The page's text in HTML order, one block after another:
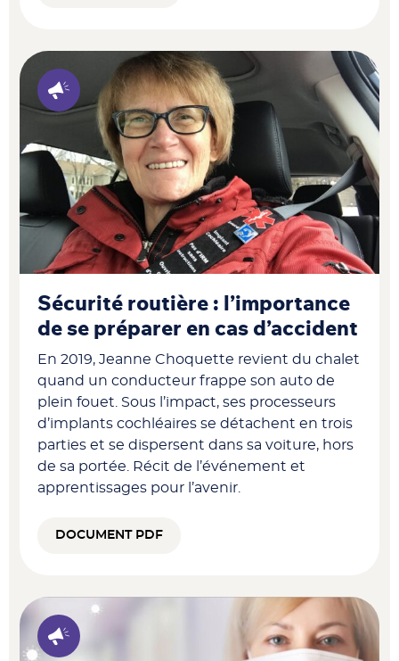
Sécurité routière : l’importance
de se préparer en cas d’accident
En 2019, Jeanne Choquette revient du chalet
quand un conducteur frappe son auto de
plein fouet. Sous l’impact, ses processeurs
d’implants cochléaires se détachent en trois
parties et se dispersent dans sa voiture, hors
de sa portée. Récit de l’événement et
apprentissages pour l’avenir.
DOCUMENT PDF